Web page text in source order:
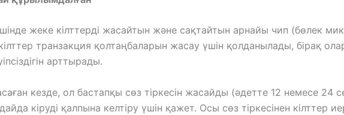
жеке кілттерді жасайтын және сақтайтын арнайы чип (бөлек
транзакция қолтаңбаларын жасау үшін қолданылады, бірақ
арттырады.
кезде, ол бастапқы сөз тіркесін жасайды (әдетте 12 немесе
кіруді қалпына келтіру үшін қажет. Осы сөз тіркесінен